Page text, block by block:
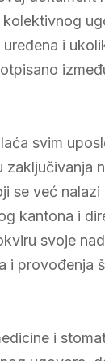
i
svim
se već nalazi
kantona i
svoje
i provođenja
i